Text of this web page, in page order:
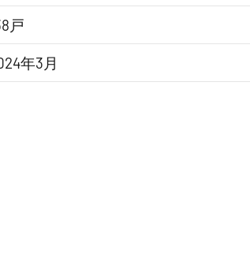
戸
年3月